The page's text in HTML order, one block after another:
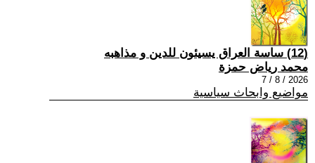
(12) ساسة العراق يسيئون للدين و مذاهبه
محمد رياض حمزة
2026 / 8 / 7
مواضيع وابحاث سياسية